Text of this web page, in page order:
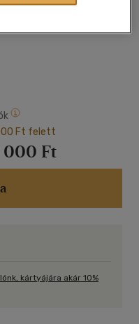
Ft felett
000 Ft
kártyájára akár 10%